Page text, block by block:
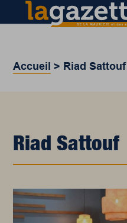
Accueil > Riad Sattouf
Riad Sattouf